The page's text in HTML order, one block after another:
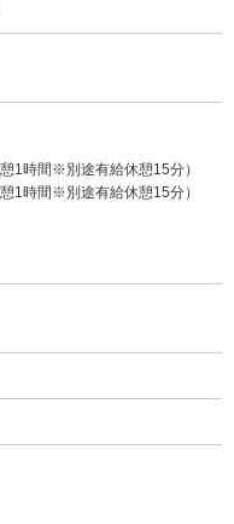
1時間※別途有給休憩15分）
1時間※別途有給休憩15分）